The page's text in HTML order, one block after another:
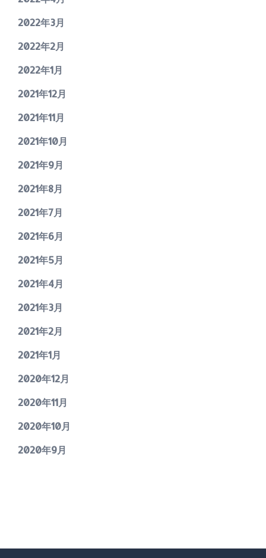
2022年3月
2022年2月
2022年1月
2021年12月
2021年11月
2021年10月
2021年9月
2021年8月
2021年7月
2021年6月
2021年5月
2021年4月
2021年3月
2021年2月
2021年1月
2020年12月
2020年11月
2020年10月
2020年9月